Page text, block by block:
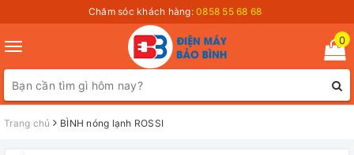
Chăm sóc khách hàng: 0858 55 68 68
Toggle
navigation
0
Trang chủ BÌNH nóng lạnh ROSSI